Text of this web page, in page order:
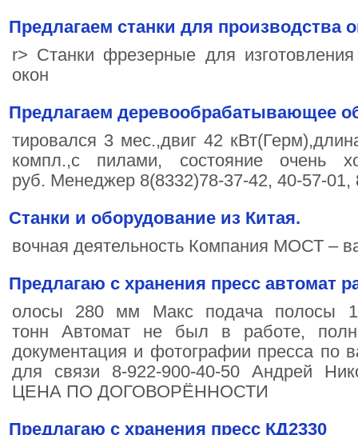
Предлагаем станки для производства
r> Станки фрезерные для
окон
Предлагаем деревообрабатывающее
тировался 3 мес.,двиг 42
компл.,с пилами, состояние очень
руб. Менеджер 8(8332)78-37-42, 40-57-01,
Станки и оборудование из Китая.
вочная деятельность Компания МОСТ –
Предлагаю с хранения пресс автомат
олосы 280 мм Макс подача полосы
тонн Автомат не был в работе,
документация и фотографии пресса по
для связи 8-922-900-40-50 Андрей
ЦЕНА ПО ДОГОВОРЁННОСТИ
Предлагаю с хранения пресс КД2330